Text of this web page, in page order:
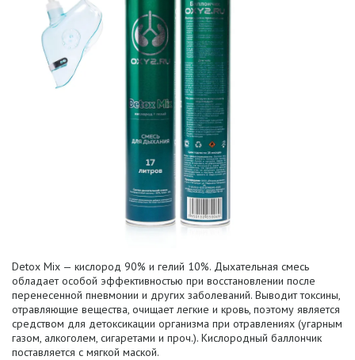
Detox Mix — кислород 90% и гелий 10%. Дыхательная смесь
обладает особой эффективностью при восстановлении после
перенесенной пневмонии и других заболеваний. Выводит токсины,
отравляющие вещества, очищает легкие и кровь, поэтому является
средством для детоксикации организма при отравлениях (угарным
газом, алкоголем, сигаретами и проч.). Кислородный баллончик
поставляется с мягкой маской.